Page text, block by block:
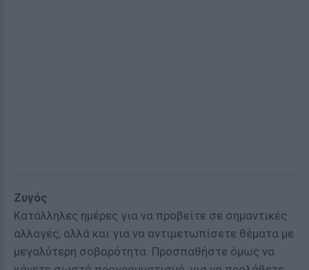
Ζυγός
Κατάλληλες ημέρες για να προβείτε σε σημαντικές
αλλαγές, αλλά και για να αντιμετωπίσετε θέματα με
μεγαλύτερη σοβαρότητα. Προσπαθήστε όμως να